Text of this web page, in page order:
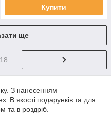
Купити
ще
З нанесенням
В якості подарунків та для
та в роздріб.